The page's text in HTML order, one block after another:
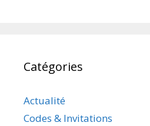
Catégories
Actualité
Codes & Invitations